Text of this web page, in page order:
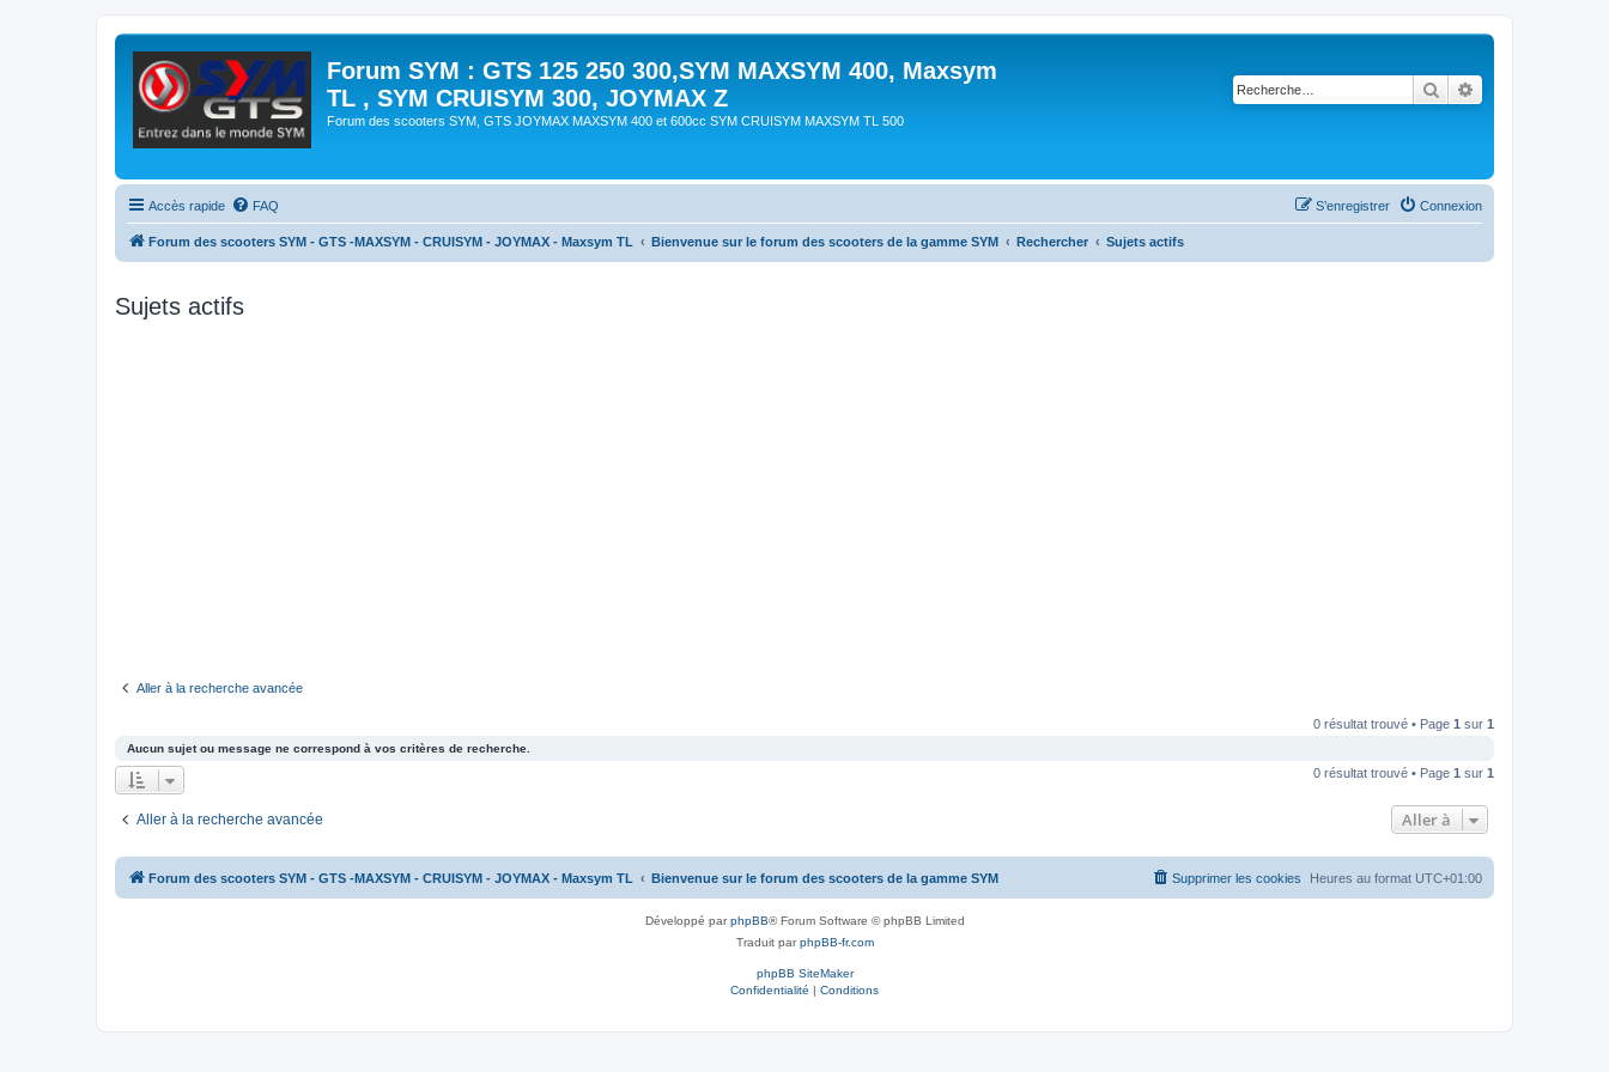
Forum SYM : GTS 125 250 300,SYM MAXSYM 400, Maxsym
TL , SYM CRUISYM 300, JOYMAX Z
Forum des scooters SYM, GTS JOYMAX MAXSYM 400 et 600cc SYM CRUISYM MAXSYM TL 500
Rechercher
Accès rapide FAQ Connexion
S’enregistrer
Forum des scooters SYM - GTS -MAXSYM - CRUISYM - JOYMAX - Maxsym TL Bienvenue sur le forum des scooters de la gamme SYM Rechercher Sujets actifs
Sujets actifs
Aller à la recherche avancée
0 résultat trouvé • Page 1 sur 1
Aucun sujet ou message ne correspond à vos critères de recherche.
0 résultat trouvé • Page 1 sur 1
Aller à la recherche avancée Aller à
Forum des scooters SYM - GTS -MAXSYM - CRUISYM - JOYMAX - Maxsym TL Bienvenue sur le forum des scooters de la gamme SYM Heures au format UTC+01:00
Supprimer les cookies
Développé parphpBB® Forum Software © phpBB Limited
Traduit parphpBB-fr.com
phpBB SiteMaker
Confidentialité | Conditions